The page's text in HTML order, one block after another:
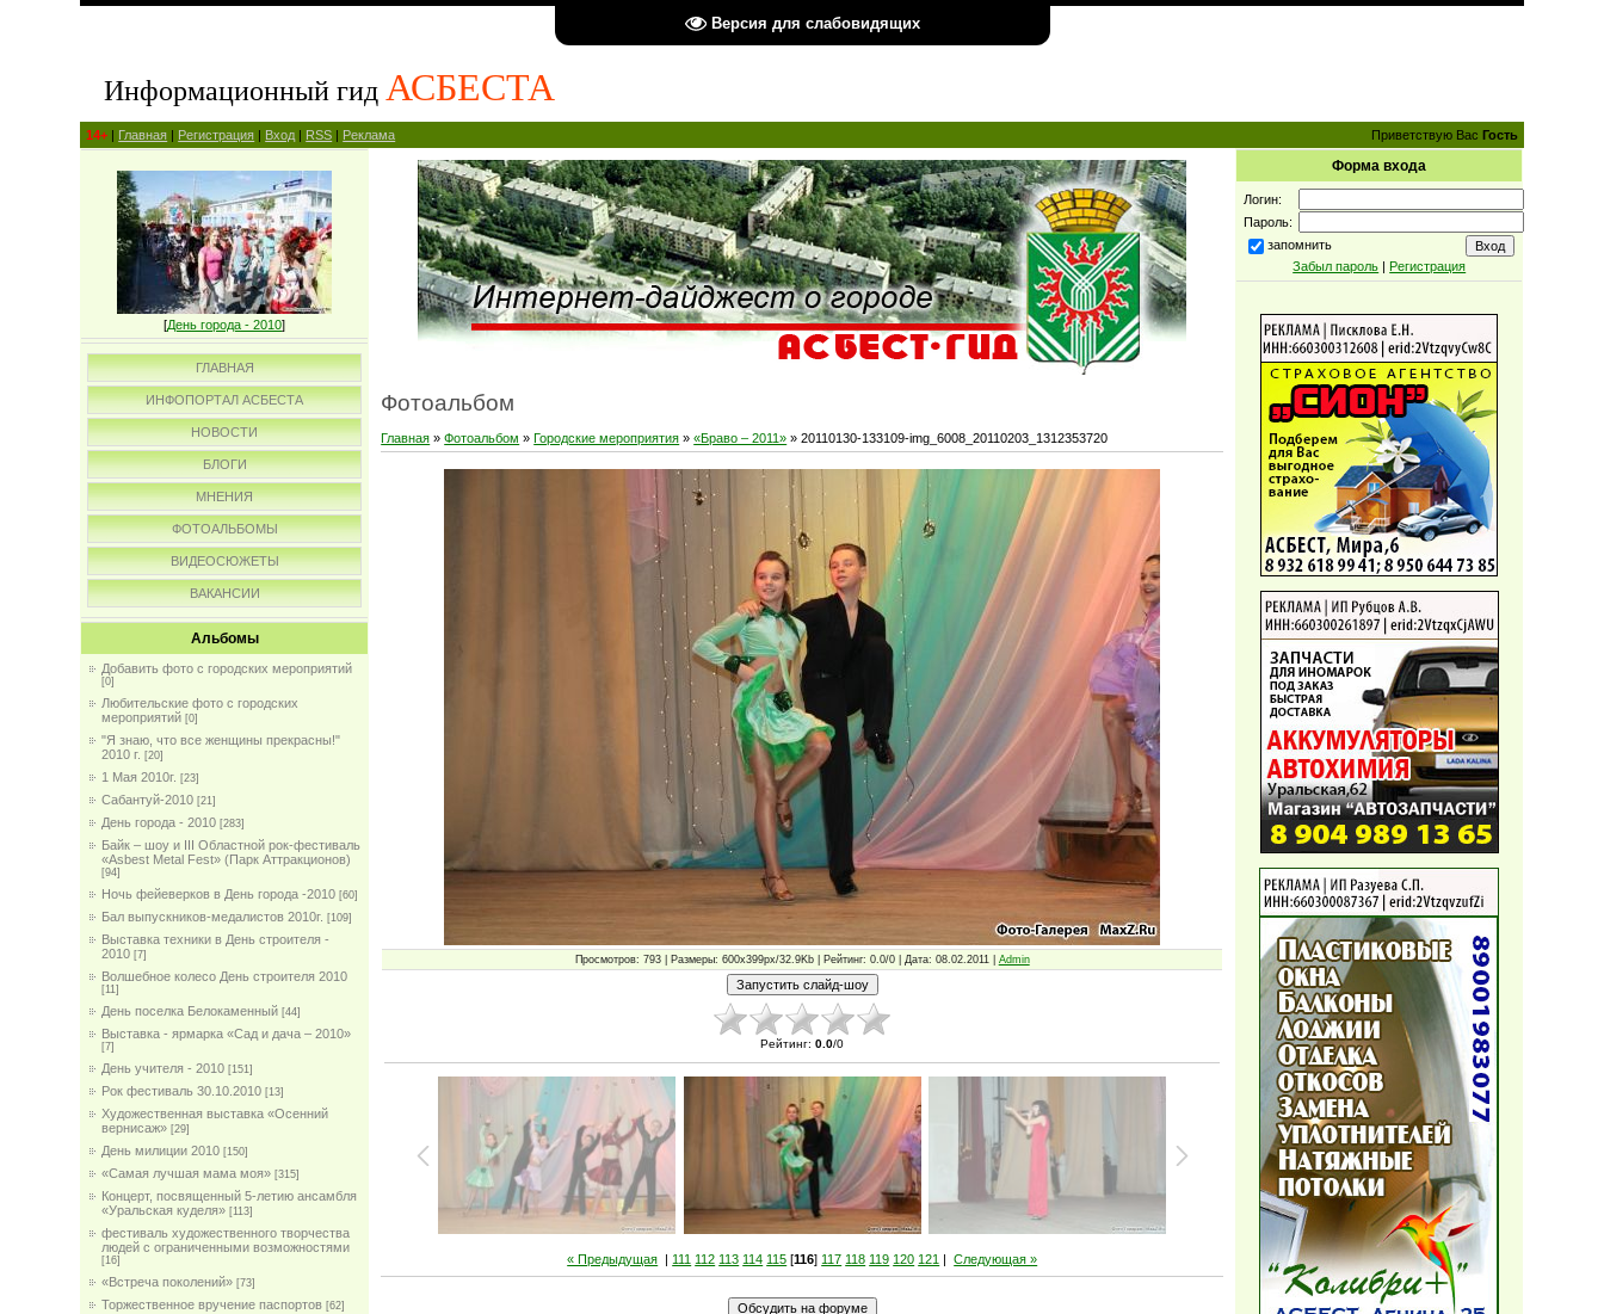
Версия для слабовидящих
Информационный гид АСБЕСТА
14+ | Главная | Регистрация | Вход | RSS | Реклама Приветствую Вас Гость
[День города - 2010]
ГЛАВНАЯ
ИНФОПОРТАЛ АСБЕСТА
НОВОСТИ
БЛОГИ
МНЕНИЯ
ФОТОАЛЬБОМЫ
ВИДЕОСЮЖЕТЫ
ВАКАНСИИ
Альбомы
Добавить фото с городских мероприятий
[0]
Любительские фото с городских
мероприятий [0]
"Я знаю, что все женщины прекрасны!"
2010 г. [20]
1 Мая 2010г. [23]
Сабантуй-2010 [21]
День города - 2010 [283]
Байк – шоу и III Областной рок-фестиваль
«Asbest Metal Fest» (Парк Аттракционов)
[94]
Ночь фейеверков в День города -2010 [60]
Бал выпускников-медалистов 2010г. [109]
Выставка техники в День строителя -
2010 [7]
Волшебное колесо День строителя 2010
[11]
День поселка Белокаменный [44]
Выставка - ярмарка «Сад и дача – 2010»
[7]
День учителя - 2010 [151]
Рок фестиваль 30.10.2010 [13]
Художественная выставка «Осенний
вернисаж» [29]
День милиции 2010 [150]
«Самая лучшая мама моя» [315]
Концерт, посвященный 5-летию ансамбля
«Уральская куделя» [113]
фестиваль художественного творчества
людей с ограниченными возможностями
[16]
«Встреча поколений» [73]
Торжественное вручение паспортов [62]
Фотоальбом
Главная »Фотоальбом »Городские мероприятия »«Браво – 2011» » 20110130-133109-img_6008_20110203_1312353720
Просмотров: 793 | Размеры: 600x399px/32.9Kb | Рейтинг: 0.0/0 | Дата: 08.02.2011 | Admin
Рейтинг: 0.0/0
« Предыдущая | 111 112 113 114 115 [116] 117 118 119 120 121 |Следующая »
Форма входа
Логин:
Пароль:
запомнить
Забыл пароль | Регистрация